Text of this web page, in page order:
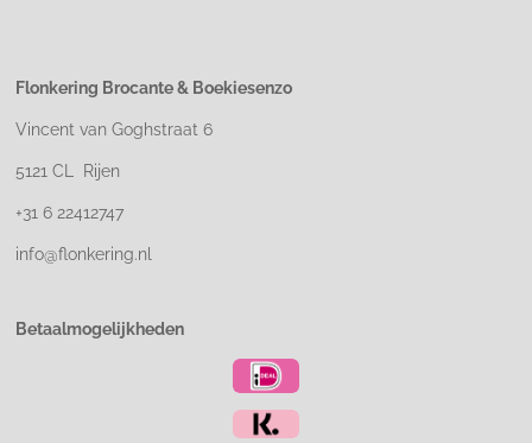
Flonkering Brocante & Boekiesenzo
Vincent van Goghstraat 6
5121 CL Rijen
+31 6 22412747
info@flonkering.nl
Betaalmogelijkheden